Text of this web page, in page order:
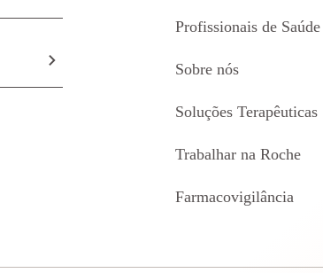
Profissionais de Saúde
Sobre nós
Soluções Terapêuticas
Trabalhar na Roche
Farmacovigilância